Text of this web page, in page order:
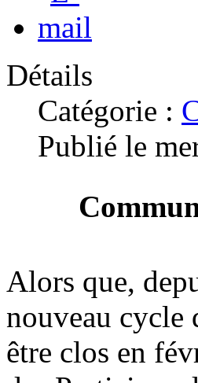
Détails
Catégorie :
Publié le
Alors que,
nouveau cycle
être clos en